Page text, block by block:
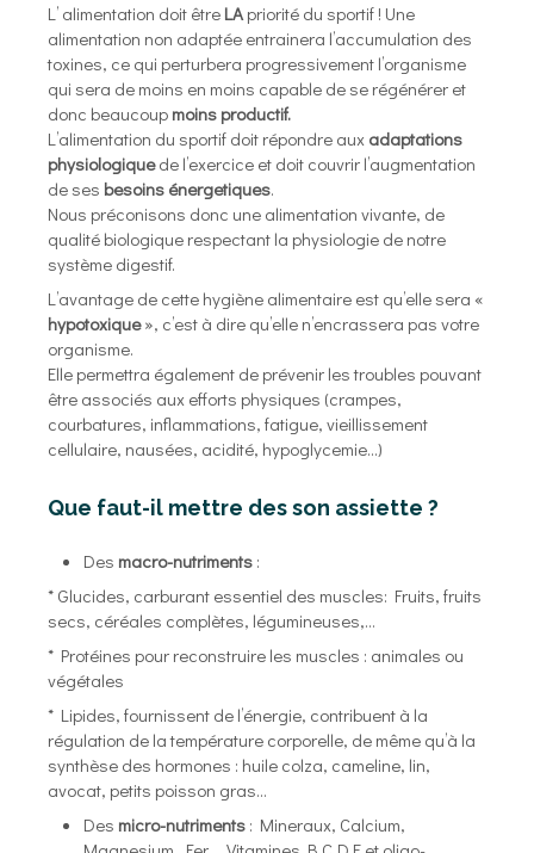
L’ alimentation doit être LApriorité du sportif ! Une
alimentation non adaptée entrainera l’accumulation des
toxines, ce qui perturbera progressivement l’organisme
qui sera de moins en moins capable de se régénérer et
donc beaucoup moins productif.
L’alimentation du sportif doit répondre aux adaptations
physiologiquede l’exercice et doit couvrir l’augmentation
de ses besoins énergetiques.
Nous préconisons donc une alimentation vivante, de
qualité biologique respectant la physiologie de notre
système digestif.
L’avantage de cette hygiène alimentaire est qu’elle sera «
hypotoxique», c’est à dire qu’elle n’encrassera pas votre
organisme.
Elle permettra également de prévenir les troubles pouvant
être associés aux efforts physiques (crampes,
courbatures, inflammations, fatigue, vieillissement
cellulaire, nausées, acidité, hypoglycemie...)
Que faut-il mettre des son assiette ?
Des macro-nutriments :
* Glucides, carburant essentiel des muscles: Fruits, fruits
secs, céréales complètes, légumineuses,…
* Protéines pour reconstruire les muscles : animales ou
végétales
* Lipides, fournissent de l’énergie, contribuent à la
régulation de la température corporelle, de même qu’à la
synthèse des hormones : huile colza, cameline, lin,
avocat, petits poisson gras…
Des micro-nutriments : Mineraux, Calcium,